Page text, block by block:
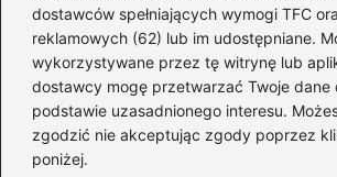
dostawców spełniających wymogi TFC
reklamowych (62) lub im udostępniane.
wykorzystywane przez tę witrynę lub
dostawcy mogę przetwarzać Twoje dane
podstawie uzasadnionego interesu.
zgodzić nie akceptując zgody poprzez
poniżej.